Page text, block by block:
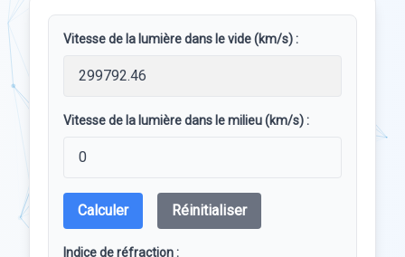
Vitesse de la lumière dans le vide (km/s) :
Vitesse de la lumière dans le milieu (km/s) :
Calculer Réinitialiser
Indice de réfraction :